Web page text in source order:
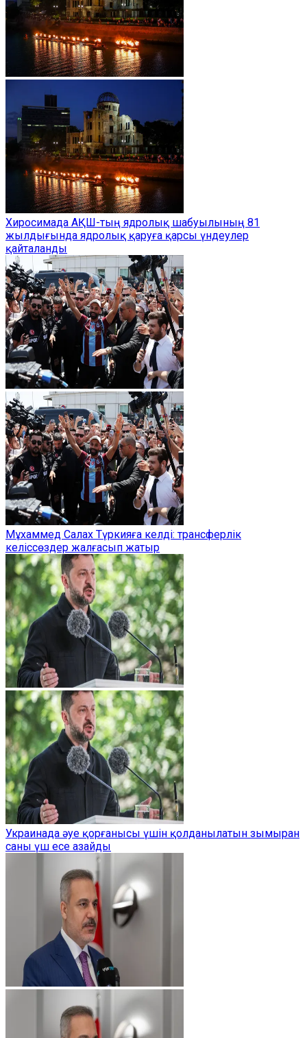
Хиросимада АҚШ-тың ядролық шабуылының 81
жылдығында ядролық қаруға қарсы үндеулер
қайталанды
Мұхаммед Салах Түркияға келді: трансферлік
келіссөздер жалғасып жатыр
Украинада әуе қорғанысы үшін қолданылатын зымыран
саны үш есе азайды